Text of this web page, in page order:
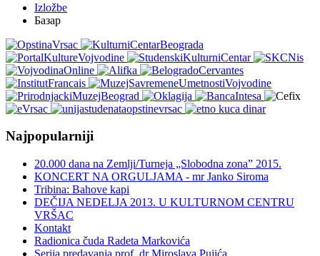
Izložbe
Базар
Najpopularniji
20.000 dana na Zemlji/Turneja „Slobodna zona” 2015.
KONCERT NA ORGULJAMA - mr Janko Siroma
Tribina: Bahove kapi
DEČIJA NEDELJA 2013. U KULTURNOM CENTRU
VRŠAC
Kontakt
Radionica čuda Radeta Markovića
Serija predavanja prof. dr Miroslava Pujića